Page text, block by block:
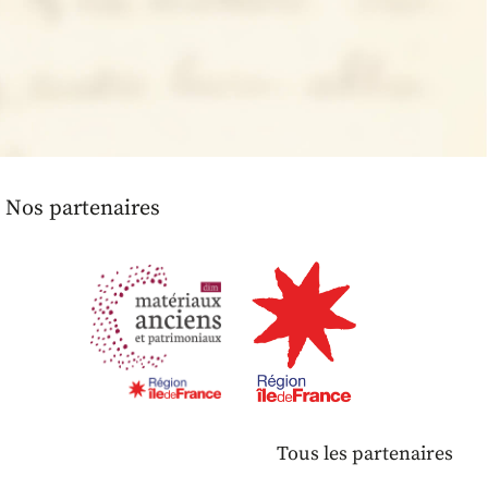
Nos partenaires
Tous les partenaires